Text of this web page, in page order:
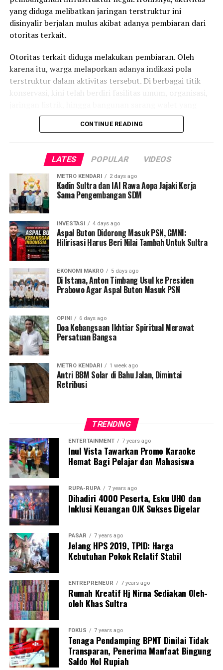
Banyak pembelajaran yang saya dapat karena karakter
motor 250cc sangat berbeda dan membutuhkan kontrol
yang lebih baik,” tutup Azel.
Editor : Tam
Post Views: 5,538
yang diduga melibatkan jaringan terstruktur ini
disinyalir berjalan mulus akibat adanya pembiaran dari
otoritas terkait.
Otoritas terkait diduga melakukan pembiaran. Oleh
karena itu, warga melaporkan adanya indikasi pola
terstruktur dalam aktivitas tersebut. Di berbagai titik
konservasi, kini telah berdiri fasilitas umum, organisasi,
dianggap dilarang di kawasan lindung.
beberapa kabupaten. Di Kolaka Timur, tepatnya Desa
Bou dan Desa Awiu, melaporkan adanya pembukaan
lahan luas serta pembangunan fasilitas pemerintah
menggunakan anggaran negara. Sementara di
Kabupaten Bombana, aktivitas ilegal mencakup
percetakan sawah hingga perkebunan sawit dan
cengkeh yang diperkirakan mencapai ribuan hektare.
Kondisi ini memicu kritik keras, terutama terkait dengan
asas keadilan hukum bagi warga setempat. Kamarudin,
warga Desa Tatangga, mengungkapkan kekecewaannya,
warga lokal justru diancam pidana saat mengajukan izin
pinjam pakai lahan untuk kebutuhan ketahanan pangan.
“Yang kami minta hanya lahan untuk sawah, itu pun
sifatnya pinjam pakai. Tapi justru kami diancam akan
dipidana,” ujarnya, Jumat, 24 April 2026.
rencana pengerahan aparat penegak hukum.
“Disebutkan akan melibatkan anggota Reskrim untuk
memproses warga jika tetap membuka lahan,”
Padahal, warga Desa Tatangga dan Desa Lanowulu
mengklaim telah mengajukan proposal resmi sejak 22
Desember 2025 namun tidak mendapatkan tanggapan.
“Jangan sampai hukum hanya tajam ke bawah, tapi
tumpul ke atas,” tegas Kamarudin.
Masyarakat mendesak aparat penegak hukum
melakukan penyelidikan menyeluruh, termasuk
memeriksa Kepala Balai TN Rawa Aopa Watumohai,
Yarman, serta Kepala Seksi SPTN II, Aris. Keduanya
dinilai perlu diperiksa untuk mengungkap dugaan
kejahatan atau potensi keterlibatan dalam masifnya
aktivitas ilegal tersebut.
Rangkaian aktivitas perusakan hutan ini dinilai
melanggar Undang-Undang Nomor 18 Tahun 2013
tentang Pencegahan dan Pemberantasan Perusakan
Hutan, dengan ancaman pidana hingga 15 tahun
penjara dan denda maksimal Rp100 miliar.
CONTINUE READING
LATES POPULAR VIDEOS
METRO KENDARI 2 days ago
Kadin Sultra dan IAI Rawa Aopa Jajaki Kerja
Sama Pengembangan SDM
INVESTASI 4 days ago
Aspal Buton Didorong Masuk PSN, GMNI:
Hilirisasi Harus Beri Nilai Tambah Untuk Sultra
EKONOMI MAKRO 5 days ago
Di Istana, Anton Timbang Usul ke Presiden
Prabowo Agar Aspal Buton Masuk PSN
OPINI 6 days ago
Doa Kebangsaan Ikhtiar Spiritual Merawat
Persatuan Bangsa
METRO KENDARI 1 week ago
Antri BBM Solar di Bahu Jalan, Dimintai
Retribusi
TRENDING
ENTERTAINMENT 7 years ago
Inul Vista Tawarkan Promo Karaoke
Hemat Bagi Pelajar dan Mahasiswa
RUPA-RUPA 7 years ago
Dihadiri 4000 Peserta, Esku UHO dan
Inklusi Keuangan OJK Sukses Digelar
PASAR 7 years ago
Jelang HPS 2019, TPID: Harga
Kebutuhan Pokok Relatif Stabil
ENTREPRENEUR 7 years ago
Rumah Kreatif Hj Nirna Sediakan Oleh-
oleh Khas Sultra
FOKUS 7 years ago
Tenaga Pendamping BPNT Dinilai Tidak
Transparan, Penerima Manfaat Bingung
Saldo Nol Rupiah